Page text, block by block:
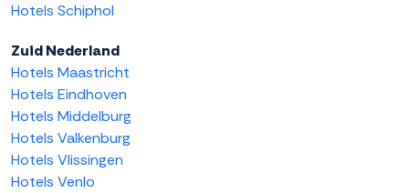
Hotels Schiphol
Zuid Nederland
Hotels Maastricht
Hotels Eindhoven
Hotels Middelburg
Hotels Valkenburg
Hotels Vlissingen
Hotels Venlo